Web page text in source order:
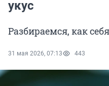
укус
Разбираемся, как
31 мая 2026, 07:13 443